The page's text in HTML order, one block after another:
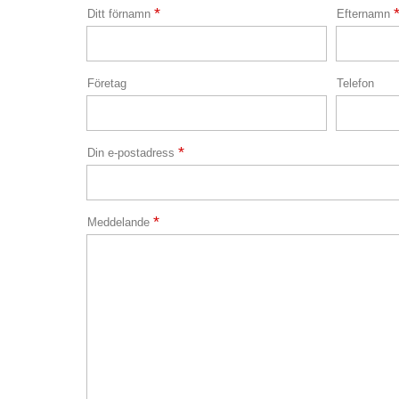
Ditt förnamn * Efternamn *
Företag Telefon
Din e-postadress *
Meddelande *